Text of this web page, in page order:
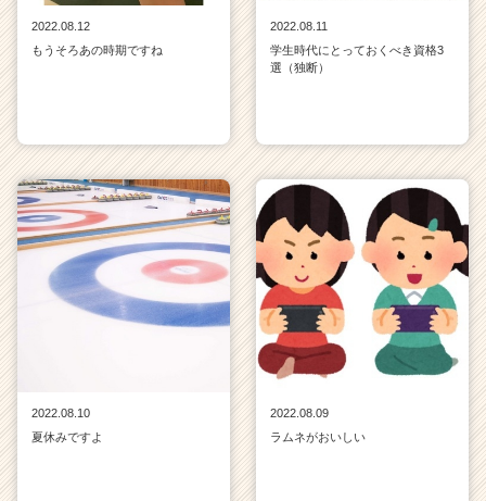
2022.08.12
もうそろあの時期ですね
2022.08.11
学生時代にとっておくべき資格3
選（独断）
2022.08.10
夏休みですよ
2022.08.09
ラムネがおいしい